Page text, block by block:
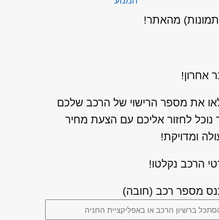
מהאתר!
אחרון!
את מספר הרישוי של הרכב שלכם
נוכל לחזור אליכם עם הצעת מחיר
ומדויקת!
הרכב נקלטו!
מספר רכב (חובה)